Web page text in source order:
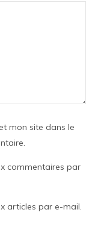
mon site dans le
commentaires par
articles par e-mail.